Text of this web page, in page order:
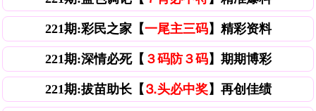
221期:彩民之家【一尾主三码】精彩资料
221期:深情必死【 ３码防３码】期期博彩
221期:拔苗助长【 ⒊头必中奖】再创佳绩